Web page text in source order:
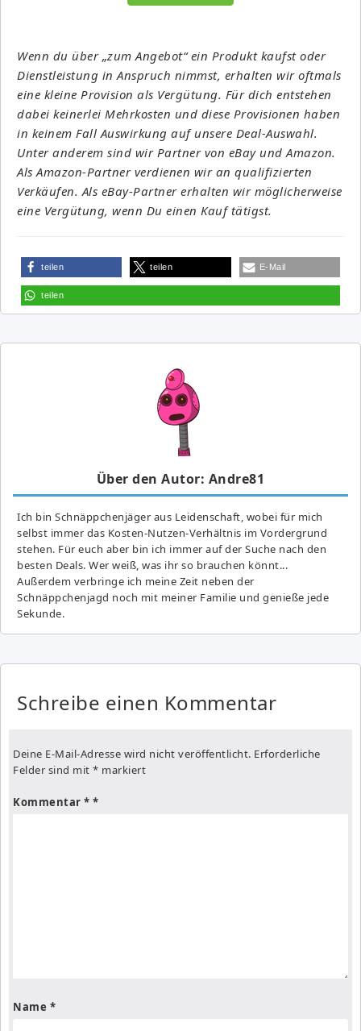
Wenn du über „zum Angebot“ ein Produkt kaufst oder
Dienstleistung in Anspruch nimmst, erhalten wir oftmals
eine kleine Provision als Vergütung. Für dich entstehen
dabei keinerlei Mehrkosten und diese Provisionen haben
in keinem Fall Auswirkung auf unsere Deal-Auswahl.
Unter anderem sind wir Partner von eBay und Amazon.
Als Amazon-Partner verdienen wir an qualifizierten
Verkäufen. Als eBay-Partner erhalten wir möglicherweise
eine Vergütung, wenn Du einen Kauf tätigst.
teilen teilen E-Mail
teilen
Über den Autor: Andre81
Ich bin Schnäppchenjäger aus Leidenschaft, wobei für mich
selbst immer das Kosten-Nutzen-Verhältnis im Vordergrund
stehen. Für euch aber bin ich immer auf der Suche nach den
besten Deals. Wer weiß, was ihr so brauchen könnt...
Außerdem verbringe ich meine Zeit neben der
Schnäppchenjagd noch mit meiner Familie und genieße jede
Sekunde.
Schreibe einen Kommentar
Deine E-Mail-Adresse wird nicht veröffentlicht. Erforderliche
Felder sind mit * markiert
Kommentar *
Name *